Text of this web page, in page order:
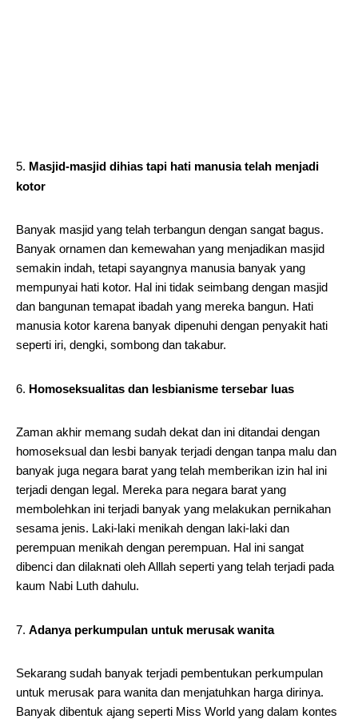
Masjid-masjid dihias tapi hati manusia telah menjadi
kotor
Banyak masjid yang telah terbangun dengan sangat bagus.
Banyak ornamen dan kemewahan yang menjadikan masjid
semakin indah, tetapi sayangnya manusia banyak yang
mempunyai hati kotor. Hal ini tidak seimbang dengan masjid
dan bangunan temapat ibadah yang mereka bangun. Hati
manusia kotor karena banyak dipenuhi dengan penyakit hati
seperti iri, dengki, sombong dan takabur.
Homoseksualitas dan lesbianisme tersebar luas
Zaman akhir memang sudah dekat dan ini ditandai dengan
homoseksual dan lesbi banyak terjadi dengan tanpa malu dan
banyak juga negara barat yang telah memberikan izin hal ini
terjadi dengan legal. Mereka para negara barat yang
membolehkan ini terjadi banyak yang melakukan pernikahan
sesama jenis. Laki-laki menikah dengan laki-laki dan
perempuan menikah dengan perempuan. Hal ini sangat
dibenci dan dilaknati oleh Alllah seperti yang telah terjadi pada
kaum Nabi Luth dahulu.
Adanya perkumpulan untuk merusak wanita
Sekarang sudah banyak terjadi pembentukan perkumpulan
untuk merusak para wanita dan menjatuhkan harga dirinya.
Banyak dibentuk ajang seperti Miss World yang dalam kontes